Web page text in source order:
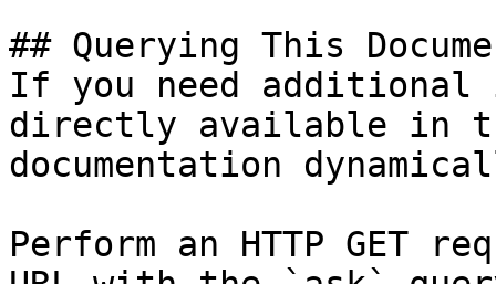
## Querying This
If you need
directly available in
documentation
Perform an HTTP GET